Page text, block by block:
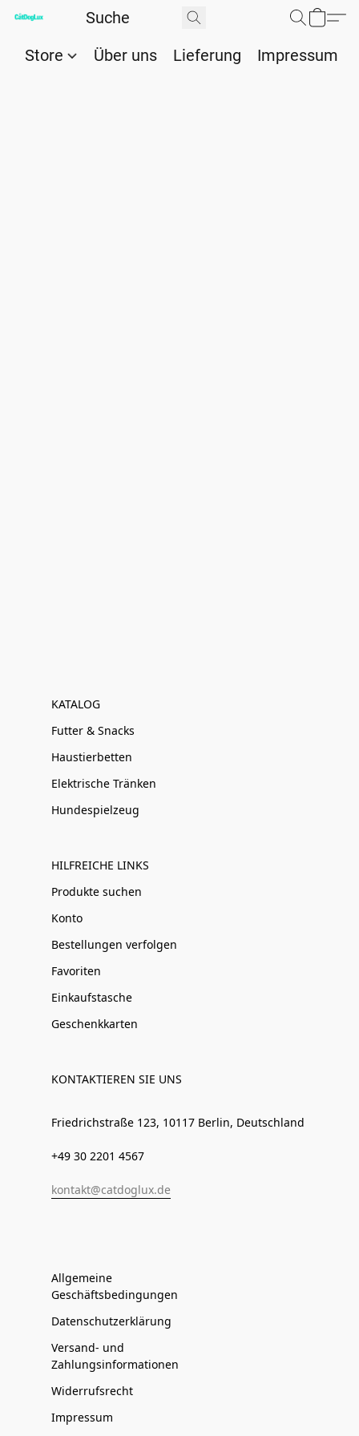
Store Über uns Lieferung Impressum
KATALOG
Futter & Snacks
Haustierbetten
Elektrische Tränken
Hundespielzeug
HILFREICHE LINKS
Produkte suchen
Konto
Bestellungen verfolgen
Favoriten
Einkaufstasche
Geschenkkarten
KONTAKTIEREN SIE UNS
Friedrichstraße 123, 10117 Berlin, Deutschland
+49 30 2201 4567
kontakt@catdoglux.de
Allgemeine
Geschäftsbedingungen
Datenschutzerklärung
Versand- und
Zahlungsinformationen
Widerrufsrecht
Impressum